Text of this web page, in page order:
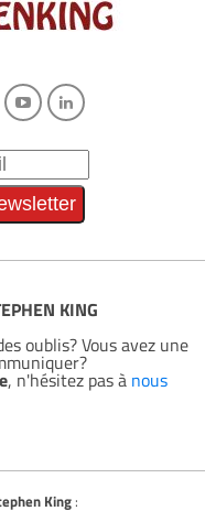
KING
oublis? Vous avez une
, n'hésitez pas à nous
King: